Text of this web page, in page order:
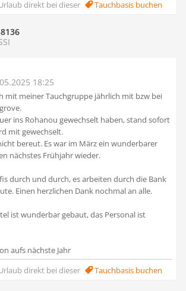
direkt bei dieser
Tauchbasis buchen
18:25
mit meiner Tauchgruppe jährlich mit bzw bei
ins Rohanou gewechselt haben, stand sofort
mit gewechselt.
bereut. Es war im März ein wunderbarer
nächstes Frühjahr wieder.
durch und durch, es arbeiten durch die Bank
Einen herzlichen Dank nochmal an alle.
ist wunderbar gebaut, das Personal ist
aufs nächste Jahr
direkt bei dieser
Tauchbasis buchen